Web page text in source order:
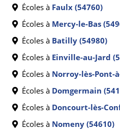
Écoles à Faulx (54760)
Écoles à Mercy-le-Bas
Écoles à Batilly (54980)
Écoles à Einville-au-Jard
Écoles à Norroy-lès-Pont-
Écoles à Domgermain
Écoles à Doncourt-lès-
Écoles à Nomeny (54610)